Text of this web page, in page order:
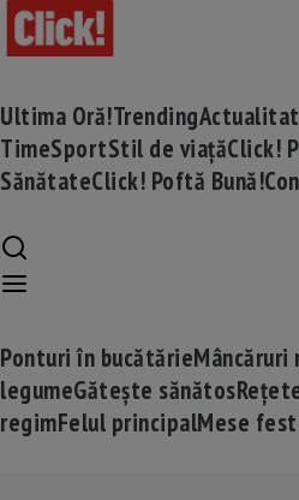
Ultima Oră!Trending
TimeSportStil de viațăClick!
SănătateClick! Poftă Bună!
Ponturi în bucătărieMâncăruri
legumeGătește sănătos
regimFelul principalMese